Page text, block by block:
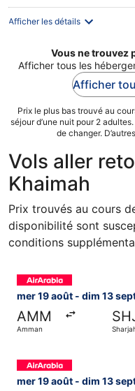
Afficher les détails
Vous ne trouvez
Afficher tous les
Afficher
Prix le plus bas trouvé au
séjour d’une nuit pour 2
de changer.
Vols aller
Khaimah
Prix trouvés au cours
disponibilité sont
conditions
mer 19 août - dim 13
AMM
Amman
Sélectionner le vol Air
mer 19 août - dim 13
Sélectionner le vol Air